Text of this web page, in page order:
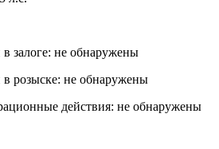
залоге: не обнаружены
розыске: не обнаружены
действия: не обнаружены